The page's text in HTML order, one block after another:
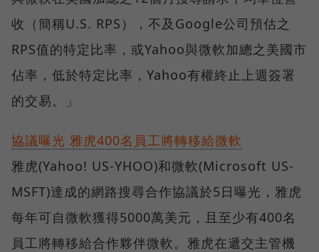
收（簡稱U.S. RPS），不及Google公司預估之
RPS值的特定比率，或Yahoo與微軟加總之美國市
佔率，低於特定比率，Yahoo有權終止上週簽署
的交易。」
協議曝光 雅虎400名員工將轉移給微軟
雅虎(Yahoo! US-YHOO)和微軟(Microsoft US-
MSFT)達成的網路搜尋合作協議於5日曝光，雅虎
每年可自微軟獲得5000萬美元，且至少有400名
員工將轉移給合作夥伴微軟。雅虎在遞交主管機